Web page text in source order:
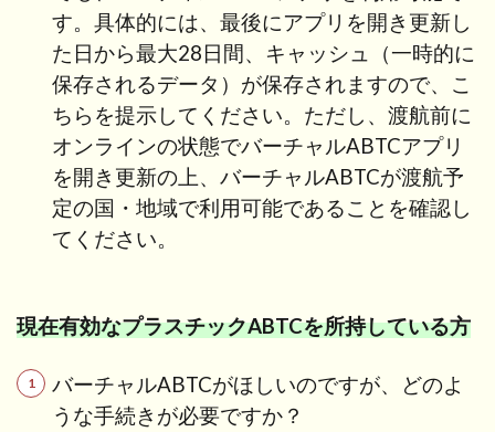
す。具体的には、最後にアプリを開き更新し
た日から最大28日間、キャッシュ（一時的に
保存されるデータ）が保存されますので、こ
ちらを提示してください。ただし、渡航前に
オンラインの状態でバーチャルABTCアプリ
を開き更新の上、バーチャルABTCが渡航予
定の国・地域で利用可能であることを確認し
てください。
現在有効なプラスチックABTCを所持している方
バーチャルABTCがほしいのですが、どのよ
うな手続きが必要ですか？